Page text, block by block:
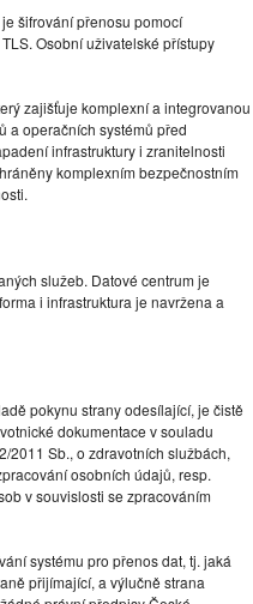
šifrování přenosu pomocí
Osobní uživatelské přístupy
zajišťuje komplexní a integrovanou
a operačních systémů před
infrastruktury i zranitelnosti
komplexním bezpečnostním
služeb. Datové centrum je
i infrastruktura je navržena a
pokynu strany odesílající, je čistě
dokumentace v souladu
2011 Sb., o zdravotních službách,
osobních údajů, resp.
v souvislosti se zpracováním
systému pro přenos dat, tj. jaká
přijímající, a výlučně strana